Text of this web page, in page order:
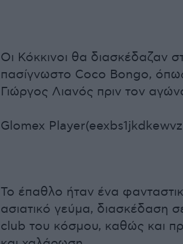
Οι Κόκκινοι θα διασκέδαζαν
πασίγνωστο Coco Bongo,
Γιώργος Λιανός πριν τον
Glomex
Το έπαθλο ήταν ένα
ασιατικό γεύμα, διασκέδαση
club του κόσμου, καθώς και